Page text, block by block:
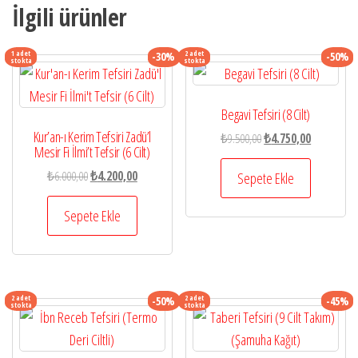
İlgili ürünler
1 adet
stokta -30%
Kur’an-ı Kerim Tefsiri Zadü’l
Mesir Fi İlmi’t Tefsir (6 Cilt)
₺6.000,00Orijinal
fiyat:
₺6.000,00.
₺4.200,00Şu
andaki
₺4.200,00.
Sepete Ekle
2 adet
stokta -50%
Begavi Tefsiri (8 Cilt)
₺9.500,00Orijinal
fiyat:
₺9.500,00.
₺4.750,00Şu
andaki
₺4.750,00.
Sepete Ekle
2 adet
stokta -50% 2 adet
stokta -45%